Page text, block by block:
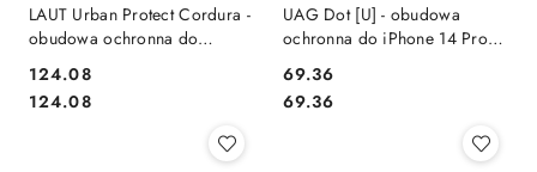
LAUT Urban Protect Cordura -
obudowa ochronna do
MagSafe (black)
Cena:
124.08
Cena:
124.08
UAG Dot [U] - obudowa
ochronna do iPhone 14 Pro
(marshmallow) [mto]
Cena:
69.36
Cena:
69.36